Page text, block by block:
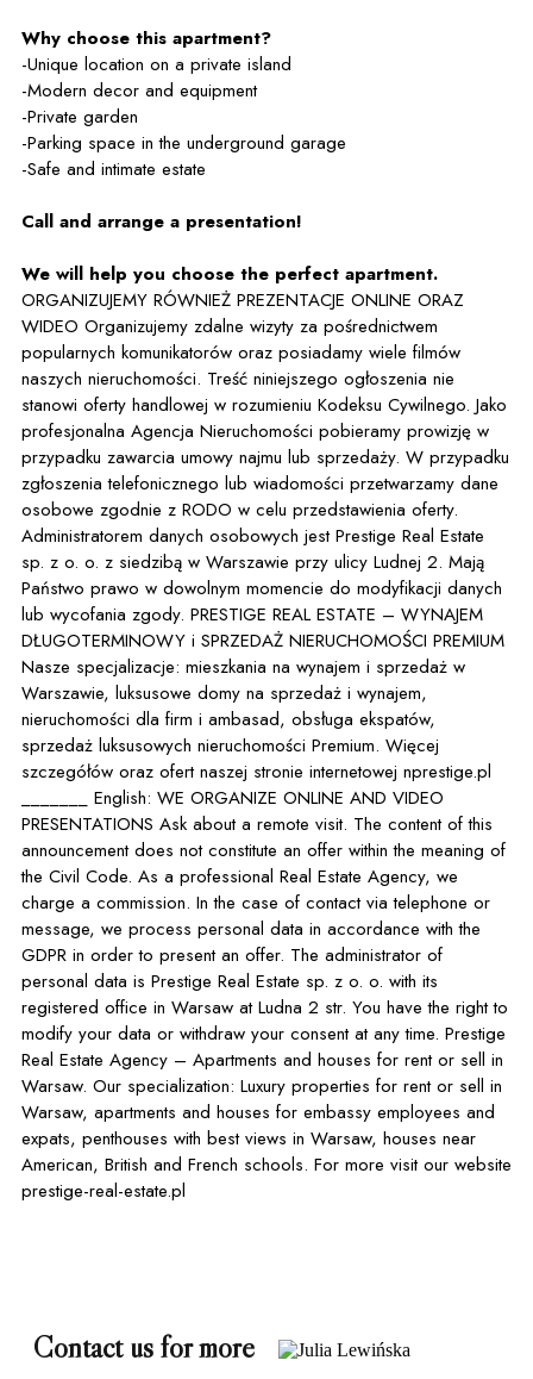
Why choose this apartment?
-Unique location on a private island
-Modern decor and equipment
-Private garden
-Parking space in the underground garage
-Safe and intimate estate
Call and arrange a presentation!
We will help you choose the perfect apartment.
ORGANIZUJEMY RÓWNIEŻ PREZENTACJE ONLINE ORAZ
WIDEO Organizujemy zdalne wizyty za pośrednictwem
popularnych komunikatorów oraz posiadamy wiele filmów
naszych nieruchomości. Treść niniejszego ogłoszenia nie
stanowi oferty handlowej w rozumieniu Kodeksu Cywilnego. Jako
profesjonalna Agencja Nieruchomości pobieramy prowizję w
przypadku zawarcia umowy najmu lub sprzedaży. W przypadku
zgłoszenia telefonicznego lub wiadomości przetwarzamy dane
osobowe zgodnie z RODO w celu przedstawienia oferty.
Administratorem danych osobowych jest Prestige Real Estate
sp. z o. o. z siedzibą w Warszawie przy ulicy Ludnej 2. Mają
Państwo prawo w dowolnym momencie do modyfikacji danych
lub wycofania zgody. PRESTIGE REAL ESTATE – WYNAJEM
DŁUGOTERMINOWY i SPRZEDAŻ NIERUCHOMOŚCI PREMIUM
Nasze specjalizacje: mieszkania na wynajem i sprzedaż w
Warszawie, luksusowe domy na sprzedaż i wynajem,
nieruchomości dla firm i ambasad, obsługa ekspatów,
sprzedaż luksusowych nieruchomości Premium. Więcej
szczegółów oraz ofert naszej stronie internetowej nprestige.pl
_______ English: WE ORGANIZE ONLINE AND VIDEO
PRESENTATIONS Ask about a remote visit. The content of this
announcement does not constitute an offer within the meaning of
the Civil Code. As a professional Real Estate Agency, we
charge a commission. In the case of contact via telephone or
message, we process personal data in accordance with the
GDPR in order to present an offer. The administrator of
personal data is Prestige Real Estate sp. z o. o. with its
registered office in Warsaw at Ludna 2 str. You have the right to
modify your data or withdraw your consent at any time. Prestige
Real Estate Agency – Apartments and houses for rent or sell in
Warsaw. Our specialization: Luxury properties for rent or sell in
Warsaw, apartments and houses for embassy employees and
expats, penthouses with best views in Warsaw, houses near
American, British and French schools. For more visit our website
prestige-real-estate.pl
Contact us for more